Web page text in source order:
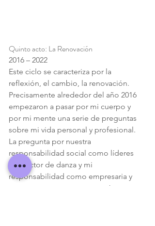
Quinto acto: La Renovación
2016 – 2022
Este ciclo se caracteriza por la
reflexión, el cambio, la renovación.
Precisamente alrededor del año 2016
empezaron a pasar por mi cuerpo y
por mi mente una serie de preguntas
sobre mi vida personal y profesional.
La pregunta por nuestra
responsabilidad social como líderes
del sector de danza y mi
responsabilidad como empresaria y
maestra entre otros, comenzó a